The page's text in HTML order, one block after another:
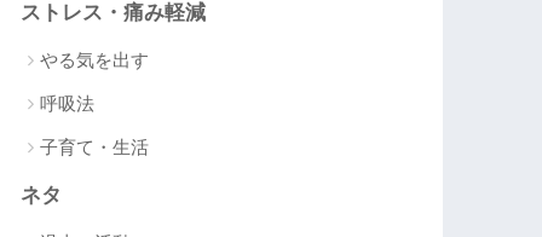
ストレス・痛み軽減
やる気を出す
呼吸法
子育て・生活
ネタ